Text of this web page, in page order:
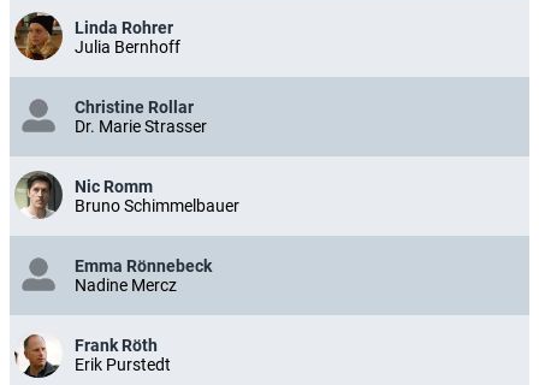
Linda Rohrer
Julia Bernhoff
Christine Rollar
Dr. Marie Strasser
Nic Romm
Bruno Schimmelbauer
Emma Rönnebeck
Nadine Mercz
Frank Röth
Erik Purstedt